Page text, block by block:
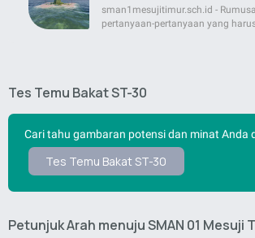
sman1mesujitimur.sch.id -
pertanyaan-pertanyaan yang
Tes Temu Bakat ST-30
Cari tahu gambaran potensi dan minat Anda
Tes Temu Bakat ST-30
Petunjuk Arah menuju SMAN 01 Mesuji